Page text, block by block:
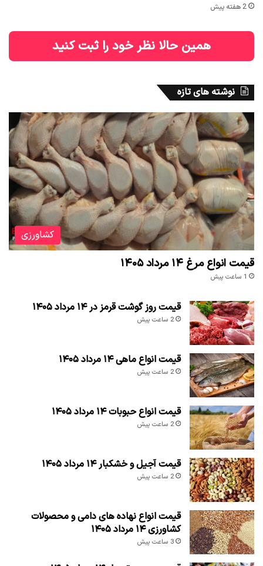
2 هفته پیش
همین حالا نظر خود را ثبت کنید
نوشته های تازه
کشاورزی
قیمت انواع مرغ ۱۴ مرداد ۱۴۰۵
1 ساعت پیش
قیمت روز گوشت قرمز در ۱۴ مرداد ۱۴۰۵
2 ساعت پیش
قیمت انواع ماهی ۱۴ مرداد ۱۴۰۵
2 ساعت پیش
قیمت انواع حبوبات ۱۴ مرداد ۱۴۰۵
2 ساعت پیش
قیمت آجیل و خشکبار ۱۴ مرداد ۱۴۰۵
2 ساعت پیش
قیمت انواع نهاده های دامی و محصولات
کشاورزی ۱۴ مرداد ۱۴۰۵
3 ساعت پیش